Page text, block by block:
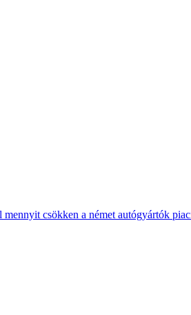
csökken a német autógyártók